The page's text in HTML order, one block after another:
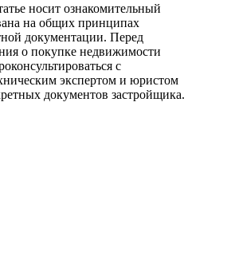
носит ознакомительный
на общих принципах
документации. Перед
о покупке недвижимости
с
экспертом и юристом
документов застройщика.